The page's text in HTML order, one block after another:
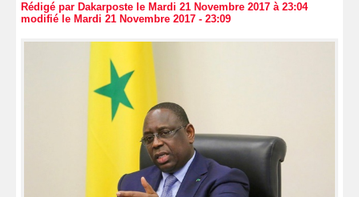
Rédigé par Dakarposte le Mardi 21 Novembre 2017 à 23:04
modifié le Mardi 21 Novembre 2017 - 23:09